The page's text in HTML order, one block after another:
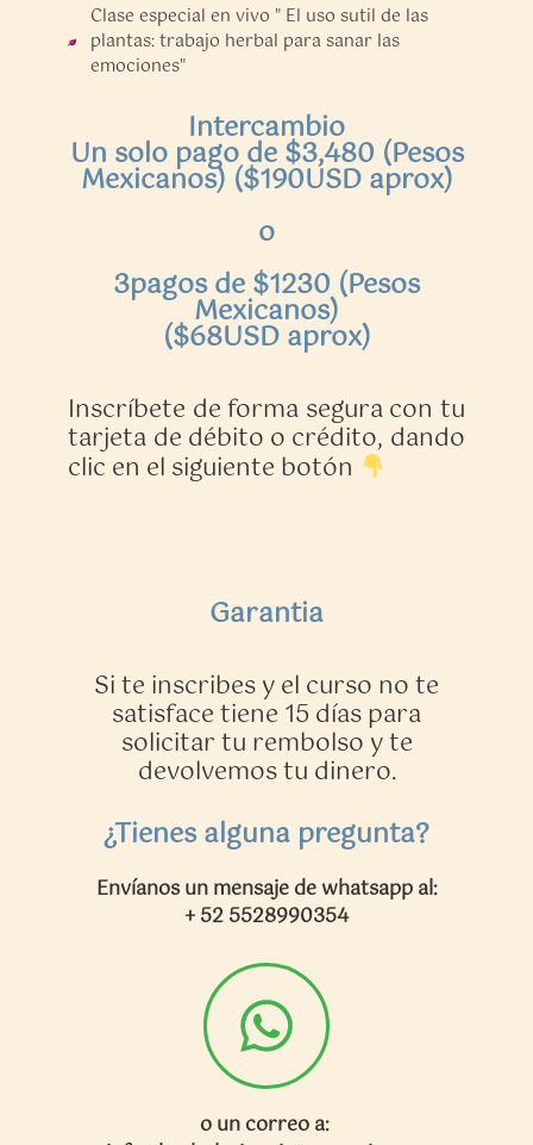
Clase especial en vivo " El uso sutil de las
plantas: trabajo herbal para sanar las
emociones"
Intercambio
Un solo pago de $3,480 (Pesos
Mexicanos) ($190USD aprox)
o
3pagos de $1230 (Pesos
Mexicanos)
($68USD aprox)
Inscríbete de forma segura con tu
tarjeta de débito o crédito, dando
clic en el siguiente botón
Garantia
Si te inscribes y el curso no te
satisface tiene 15 días para
solicitar tu rembolso y te
devolvemos tu dinero.
¿Tienes alguna pregunta?
Envíanos un mensaje de whatsapp al:
+ 52 5528990354
o un correo a: